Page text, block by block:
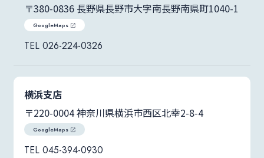
〒380-0836 長野県長野市大字南長野南県町1040-1
GoogleMaps
026-224-0326
横浜支店
〒220-0004 神奈川県横浜市西区北幸2-8-4
GoogleMaps
045-394-0930